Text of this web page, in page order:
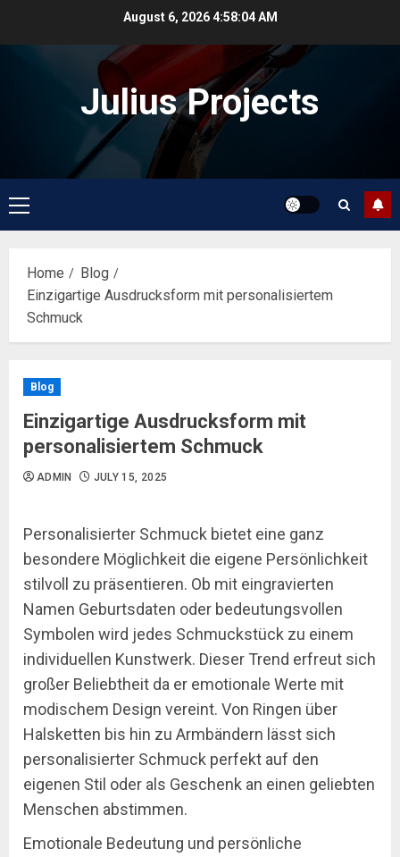
August 6, 20264:58:04 AM
Julius Projects
Primary
Menu
Home
Blog
Einzigartige Ausdrucksform mit personalisiertem
Schmuck
Blog
Einzigartige Ausdrucksform mit
personalisiertem Schmuck
ADMIN JULY 15, 2025
Personalisierter Schmuck bietet eine ganz
besondere Möglichkeit die eigene Persönlichkeit
stilvoll zu präsentieren. Ob mit eingravierten
Namen Geburtsdaten oder bedeutungsvollen
Symbolen wird jedes Schmuckstück zu einem
individuellen Kunstwerk. Dieser Trend erfreut sich
großer Beliebtheit da er emotionale Werte mit
modischem Design vereint. Von Ringen über
Halsketten bis hin zu Armbändern lässt sich
personalisierter Schmuck perfekt auf den
eigenen Stil oder als Geschenk an einen geliebten
Menschen abstimmen.
Emotionale Bedeutung und persönliche